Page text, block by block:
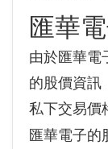
匯華
由於匯華電
的股價資訊
私下交易價
匯華電子的